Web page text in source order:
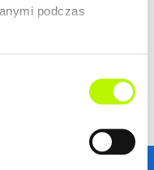
podczas